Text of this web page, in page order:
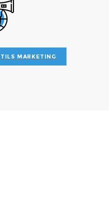
MARKETING